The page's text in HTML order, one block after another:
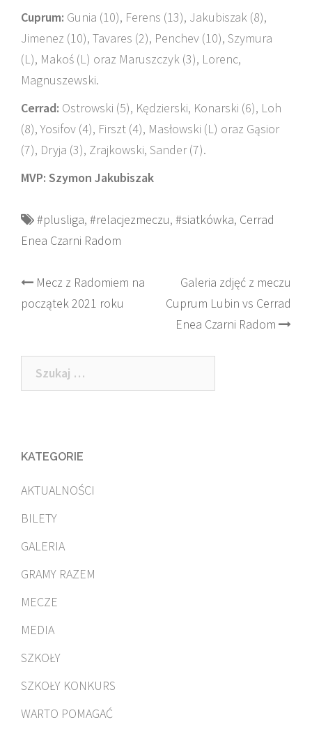
Cuprum: Gunia (10), Ferens (13), Jakubiszak (8),
Jimenez (10), Tavares (2), Penchev (10), Szymura
(L), Makoś (L) oraz Maruszczyk (3), Lorenc,
Magnuszewski.
Cerrad: Ostrowski (5), Kędzierski, Konarski (6), Loh
(8), Yosifov (4), Firszt (4), Masłowski (L) oraz Gąsior
(7), Dryja (3), Zrajkowski, Sander (7).
MVP: Szymon Jakubiszak
#plusliga, #relacjezmeczu, #siatkówka, Cerrad
Enea Czarni Radom
Post
navigation
Mecz z Radomiem na
początek 2021 roku
Galeria zdjęć z meczu
Cuprum Lubin vs Cerrad
Enea Czarni Radom
Szukaj:
KATEGORIE
AKTUALNOŚCI
BILETY
GALERIA
GRAMY RAZEM
MECZE
MEDIA
SZKOŁY
SZKOŁY KONKURS
WARTO POMAGAĆ